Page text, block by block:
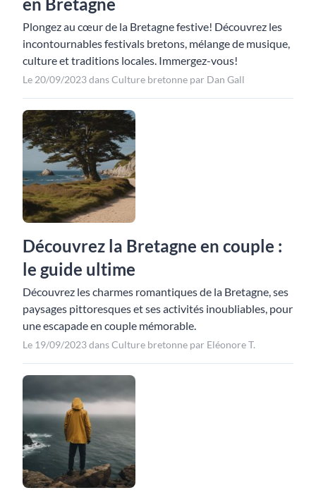
Plongez au cœur de la Bretagne festive! Découvrez les
incontournables festivals bretons, mélange de musique,
culture et traditions locales. Immergez-vous!
Le 20/09/2023 dans Culture bretonne par Dan Gall
Découvrez la Bretagne en couple :
le guide ultime
Découvrez les charmes romantiques de la Bretagne, ses
paysages pittoresques et ses activités inoubliables, pour
une escapade en couple mémorable.
Le 19/09/2023 dans Culture bretonne par Eléonore T.